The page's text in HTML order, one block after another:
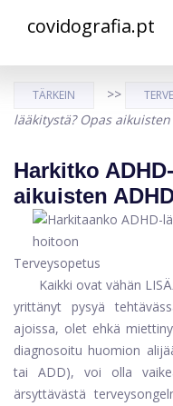
covidografia.pt
TÄRKEIN >>
lääkitystä? Opas
Harkitko
aikuisten
Terveysopetus
Kaikki ovat vähän
yrittänyt pysyä
ajoissa, olet ehkä
diagnosoitu huomion
tai ADD), voi olla
ärsyttävästä